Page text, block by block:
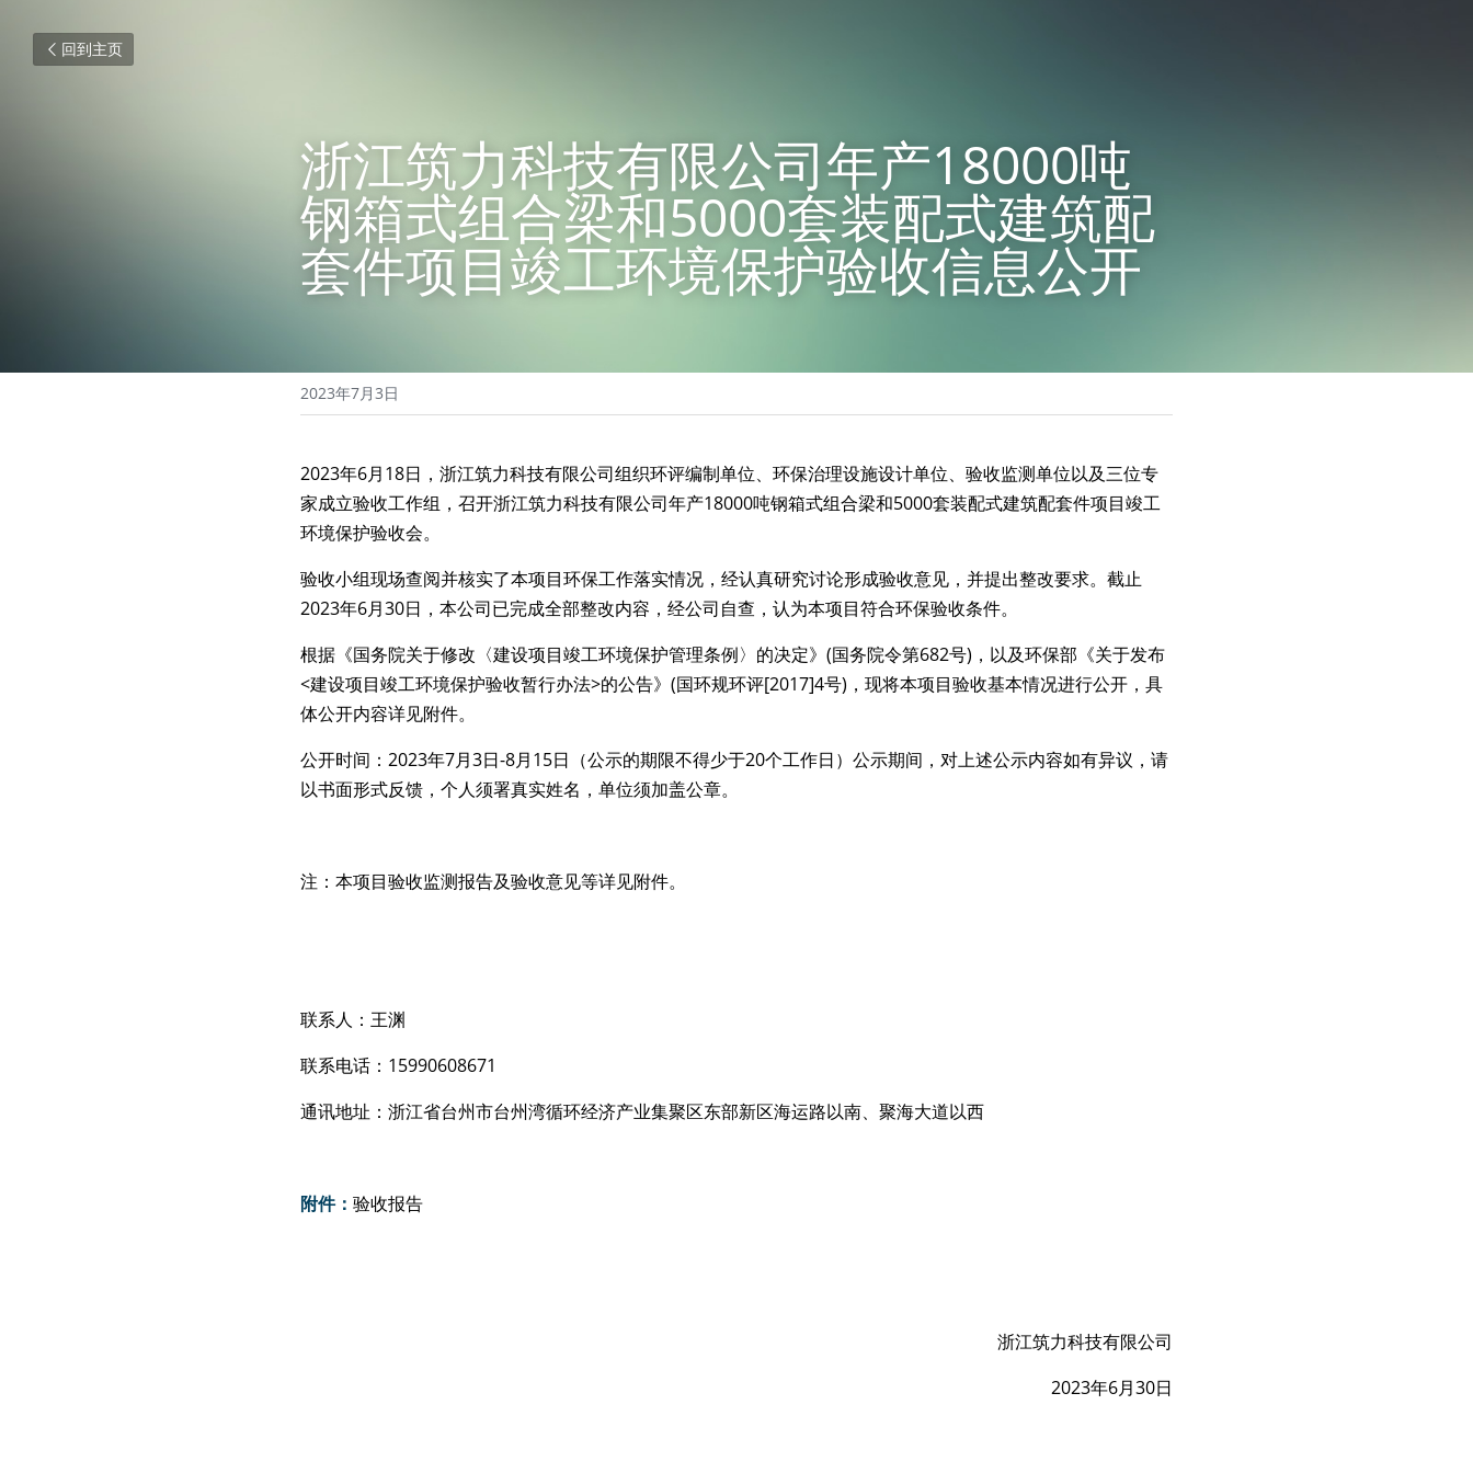
回到主页
浙江筑力科技有限公司年产18000吨
钢箱式组合梁和5000套装配式建筑配
套件项目竣工环境保护验收信息公开
2023年7月3日
2023年6月18日，浙江筑力科技有限公司组织环评编制单位、环保治理设施设计单位、验收监测单位以及三位专
家成立验收工作组，召开浙江筑力科技有限公司年产18000吨钢箱式组合梁和5000套装配式建筑配套件项目竣工
环境保护验收会。
验收小组现场查阅并核实了本项目环保工作落实情况，经认真研究讨论形成验收意见，并提出整改要求。截止
2023年6月30日，本公司已完成全部整改内容，经公司自查，认为本项目符合环保验收条件。
根据《国务院关于修改〈建设项目竣工环境保护管理条例〉的决定》(国务院令第682号)，以及环保部《关于发布
<建设项目竣工环境保护验收暂行办法>的公告》(国环规环评[2017]4号)，现将本项目验收基本情况进行公开，具
体公开内容详见附件。
公开时间：2023年7月3日-8月15日（公示的期限不得少于20个工作日）公示期间，对上述公示内容如有异议，请
以书面形式反馈，个人须署真实姓名，单位须加盖公章。
注：本项目验收监测报告及验收意见等详见附件。
联系人：王渊
联系电话：15990608671
通讯地址：浙江省台州市台州湾循环经济产业集聚区东部新区海运路以南、聚海大道以西
附件： 验收报告
浙江筑力科技有限公司
2023年6月30日